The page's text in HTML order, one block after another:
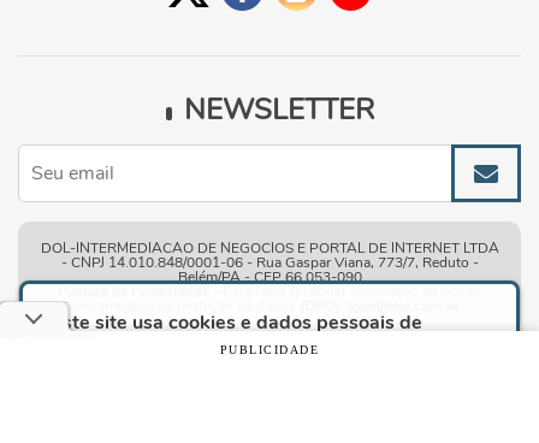
Este site usa cookies e dados pessoais de
acordo com os nossosTermos de Uso e Política
e, ao continuar navegando neste
NEWSLETTER
DOL-INTERMEDIACAO DE NEGOCIOS E PORTAL DE INTERNET LTDA
- CNPJ 14.010.848/0001-06 - Rua Gaspar Viana, 773/7, Reduto -
Belém/PA - CEP 66.053-090
PUBLICIDADE